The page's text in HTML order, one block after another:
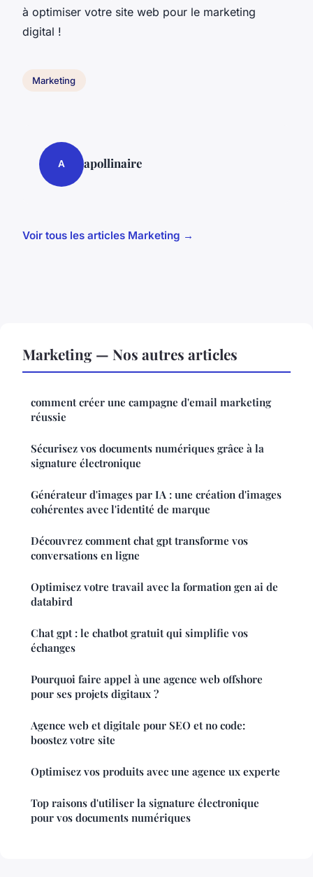
à optimiser votre site web pour le marketing
digital !
Marketing
A apollinaire
Voir tous les articles Marketing →
Marketing — Nos autres articles
comment créer une campagne d'email marketing
réussie
Sécurisez vos documents numériques grâce à la
signature électronique
Générateur d'images par IA : une création d'images
cohérentes avec l'identité de marque
Découvrez comment chat gpt transforme vos
conversations en ligne
Optimisez votre travail avec la formation gen ai de
databird
Chat gpt : le chatbot gratuit qui simplifie vos
échanges
Pourquoi faire appel à une agence web offshore
pour ses projets digitaux ?
Agence web et digitale pour SEO et no code:
boostez votre site
Optimisez vos produits avec une agence ux experte
Top raisons d'utiliser la signature électronique
pour vos documents numériques